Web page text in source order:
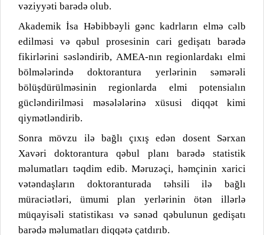
vəziyyəti barədə olub.
Akademik İsa Həbibbəyli gənc kadrların elmə cəlb
edilməsi və qəbul prosesinin cari gedişatı barədə
fikirlərini səsləndirib, AMEA-nın regionlardakı elmi
bölmələrində doktorantura yerlərinin səmərəli
bölüşdürülməsinin regionlarda elmi potensialın
gücləndirilməsi məsələlərinə xüsusi diqqət kimi
qiymətləndirib.
Sonra mövzu ilə bağlı çıxış edən dosent Sərxan
Xavəri doktorantura qəbul planı barədə statistik
məlumatları təqdim edib. Məruzəçi, həmçinin xarici
vətəndaşların doktoranturada təhsili ilə bağlı
müraciətləri, ümumi plan yerlərinin ötən illərlə
müqayisəli statistikası və sənəd qəbulunun gedişatı
barədə məlumatları diqqətə çatdırıb.